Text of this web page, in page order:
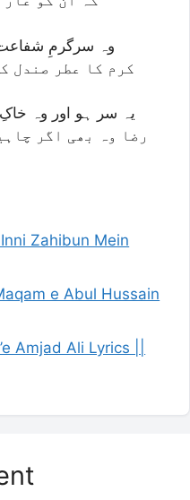
وہ سرگرمِ
کرم کا عطر صندل
یہ سر ہو اور وہ
رضا وہ بھی اگر
Zahibun Mein
e Abul Hussain
Amjad Ali Lyrics ||